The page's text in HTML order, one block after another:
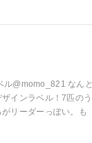
@momo_821 なんと
インラベル！7匹のう
リーダーっぽい。も